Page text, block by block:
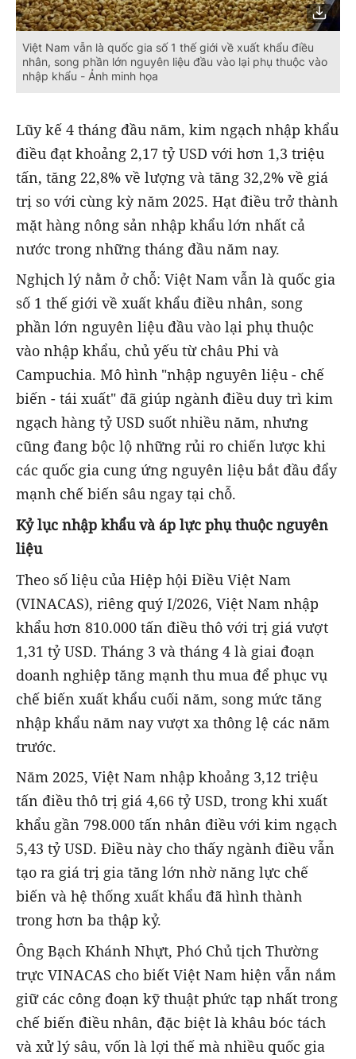
Việt Nam vẫn là quốc gia số 1 thế giới về xuất khẩu điều
nhân, song phần lớn nguyên liệu đầu vào lại phụ thuộc vào
nhập khẩu - Ảnh minh họa
Lũy kế 4 tháng đầu năm, kim ngạch nhập khẩu
điều đạt khoảng 2,17 tỷ USD với hơn 1,3 triệu
tấn, tăng 22,8% về lượng và tăng 32,2% về giá
trị so với cùng kỳ năm 2025. Hạt điều trở thành
mặt hàng nông sản nhập khẩu lớn nhất cả
nước trong những tháng đầu năm nay.
Nghịch lý nằm ở chỗ: Việt Nam vẫn là quốc gia
số 1 thế giới về xuất khẩu điều nhân, song
phần lớn nguyên liệu đầu vào lại phụ thuộc
vào nhập khẩu, chủ yếu từ châu Phi và
Campuchia. Mô hình "nhập nguyên liệu - chế
biến - tái xuất" đã giúp ngành điều duy trì kim
ngạch hàng tỷ USD suốt nhiều năm, nhưng
cũng đang bộc lộ những rủi ro chiến lược khi
các quốc gia cung ứng nguyên liệu bắt đầu đẩy
mạnh chế biến sâu ngay tại chỗ.
Kỷ lục nhập khẩu và áp lực phụ thuộc nguyên
liệu
Theo số liệu của Hiệp hội Điều Việt Nam
(VINACAS), riêng quý I/2026, Việt Nam nhập
khẩu hơn 810.000 tấn điều thô với trị giá vượt
1,31 tỷ USD. Tháng 3 và tháng 4 là giai đoạn
doanh nghiệp tăng mạnh thu mua để phục vụ
chế biến xuất khẩu cuối năm, song mức tăng
nhập khẩu năm nay vượt xa thông lệ các năm
trước.
Năm 2025, Việt Nam nhập khoảng 3,12 triệu
tấn điều thô trị giá 4,66 tỷ USD, trong khi xuất
khẩu gần 798.000 tấn nhân điều với kim ngạch
5,43 tỷ USD. Điều này cho thấy ngành điều vẫn
tạo ra giá trị gia tăng lớn nhờ năng lực chế
biến và hệ thống xuất khẩu đã hình thành
trong hơn ba thập kỷ.
Ông Bạch Khánh Nhựt, Phó Chủ tịch Thường
trực VINACAS cho biết Việt Nam hiện vẫn nắm
giữ các công đoạn kỹ thuật phức tạp nhất trong
chế biến điều nhân, đặc biệt là khâu bóc tách
và xử lý sâu, vốn là lợi thế mà nhiều quốc gia